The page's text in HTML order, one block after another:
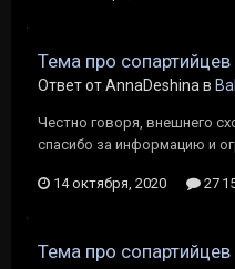
Тема про
Ответ от AnnaDeshina в
Честно говоря, внешнего
спасибо за информацию и
14 октября, 2020 27
Тема про